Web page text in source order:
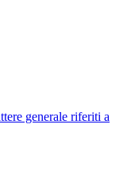
generale riferiti a